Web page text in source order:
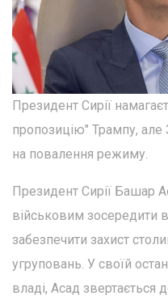
Президент Сирії
пропозицію" Трампу, але
на повалення режиму.
Президент Сирії Башар
військовим зосередити
забезпечити захист
угруповань. У своїй
владі, Асад звертається